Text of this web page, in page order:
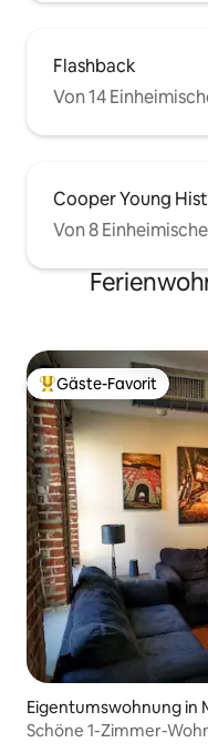
Flashback
Von 14
Cooper Young
Von 8
Beliebter Gäste-Favorit.
Gäste-Favorit
Eigentumswohnung in
Schöne 1-Zimmer-